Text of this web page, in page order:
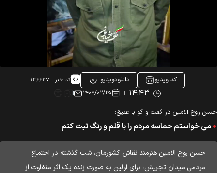
کد ویدیو دانلودویدیو کد خبر : ۱۳۶۶۴۷
۱۴:۴۳ ۱۴۰۵/۰۲/۲۵
روح الامین در گفت و گو با عقیق:
می خواستم حماسه مردم را با قلم و رنگ ثبت کنم
حسن روح الامین هنرمند نقاش کشورمان، شب گذشته در اجتماع
مردمی میدان تجریش، برای اولین به صورت زنده یک اثر متفاوت از